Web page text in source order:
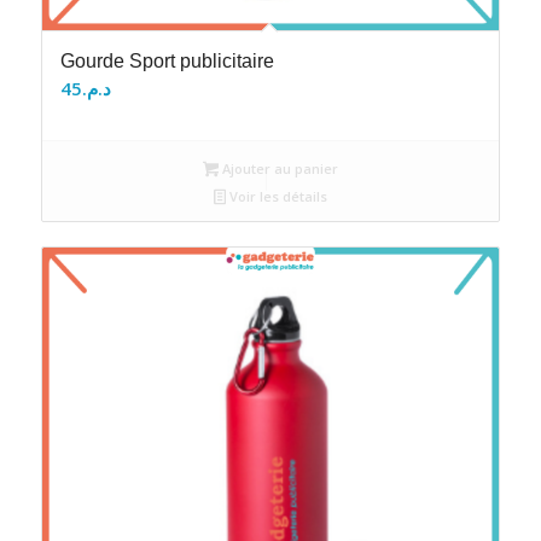
Gourde Sport publicitaire
د.م.45
Ajouter au panier
Voir les détails